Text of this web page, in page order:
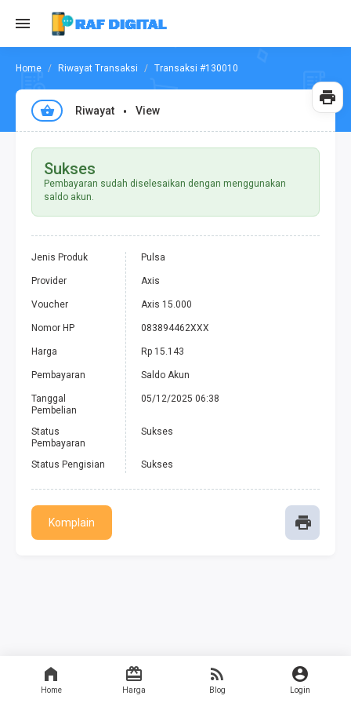
Home Harga Blog Login
Riwayat Transaksi Transaksi #130010
Riwayat View
Sukses
Pembayaran sudah diselesaikan dengan menggunakan
saldo akun.
Jenis Produk Pulsa
Provider Axis
Voucher Axis 15.000
Nomor HP 083894462XXX
Harga Rp 15.143
Pembayaran Saldo Akun
Tanggal
Pembelian
05/12/2025 06:38
Status
Pembayaran
Sukses
Status Pengisian Sukses
Komplain